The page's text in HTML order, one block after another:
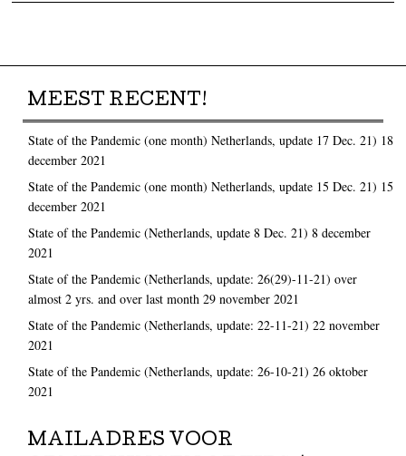
MEEST RECENT!
State of the Pandemic (one month) Netherlands, update 17 Dec. 21) 18
december 2021
State of the Pandemic (one month) Netherlands, update 15 Dec. 21) 15
december 2021
State of the Pandemic (Netherlands, update 8 Dec. 21) 8 december
2021
State of the Pandemic (Netherlands, update: 26(29)-11-21) over
almost 2 yrs. and over last month 29 november 2021
State of the Pandemic (Netherlands, update: 22-11-21) 22 november
2021
State of the Pandemic (Netherlands, update: 26-10-21) 26 oktober
2021
MAILADRES VOOR